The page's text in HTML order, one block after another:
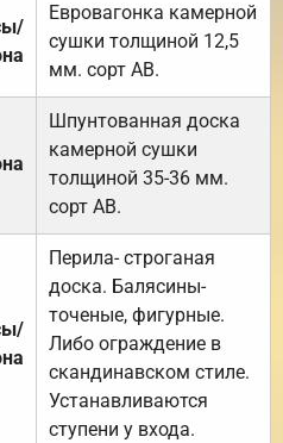
Евровагонка камерной
сушки толщиной 12,5
мм. сорт АВ.
Шпунтованная доска
камерной сушки
толщиной 35-36 мм.
сорт АВ.
Перила- строганая
доска. Балясины-
точеные, фигурные.
Либо ограждение в
скандинавском стиле.
Устанавливаются
ступени у входа.